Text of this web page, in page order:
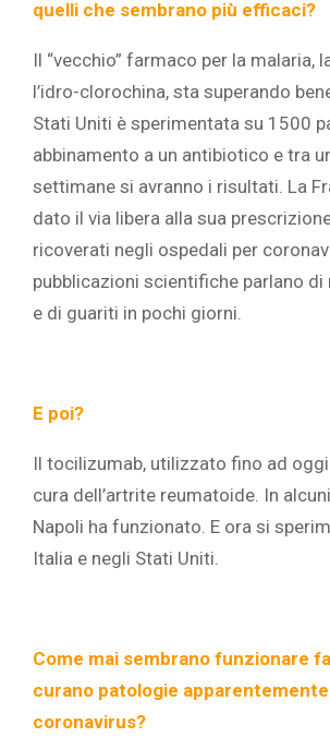
quelli che sembrano più efficaci?
Il “vecchio” farmaco per la malaria,
l’idro-clorochina, sta superando
Stati Uniti è sperimentata su 1500
abbinamento a un antibiotico e tra
settimane si avranno i risultati. La
dato il via libera alla sua
ricoverati negli ospedali per
pubblicazioni scientifiche parlano
e di guariti in pochi giorni.
E poi?
Il tocilizumab, utilizzato fino ad
cura dell’artrite reumatoide. In
Napoli ha funzionato. E ora si
Italia e negli Stati Uniti.
Come mai sembrano funzionare
curano patologie
coronavirus?